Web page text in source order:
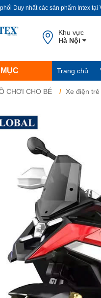
Duy nhất các sản phẩm Intex tại
Khu vực
Hà Nội
Trang chủ
CHƠI CHO BÉ Xe điện trẻ